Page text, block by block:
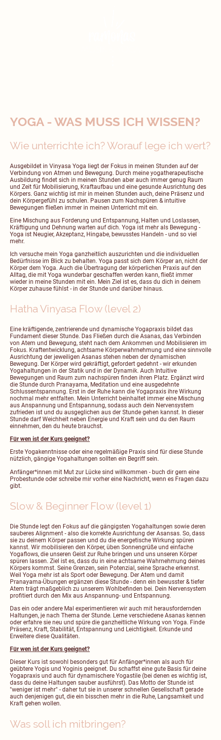
YOGA - WAS MUSS ICH WISSEN?
Wie unterrichte ich? Worauf lege ich wert?
Ausgebildet in Vinyasa Yoga liegt der Fokus in meinen Stunden auf der
Verbindung von Atmen und Bewegung. Durch meine yogatherapeutische
Ausbildung findet sich in meinen Stunden aber auch immer genug Raum
und Zeit für Mobilisierung, Kraftaufbau und eine gesunde Ausrichtung des
Körpers. Ganz wichtig ist mir in meinen Stunden auch, deine Präsenz und
dein Körpergefühl zu schulen. Pausen zum Nachspüren & intuitive
Bewegungen fließen immer in meinen Unterricht mit ein.
Eine Mischung aus Forderung und Entspannung, Halten und Loslassen,
Kräftigung und Dehnung warten auf dich. Yoga ist mehr als Bewegung -
Yoga ist Neugier, Akzeptanz, Hingabe, bewusstes Handeln - und so viel
mehr.
Ich versuche mein Yoga ganzheitlich auszurichten und die individuellen
Bedürfnisse im Blick zu behalten. Yoga passt sich dem Körper an, nicht der
Körper dem Yoga. Auch die Übertragung der körperlichen Praxis auf den
Alltag, die mit Yoga wunderbar geschaffen werden kann, fließt immer
wieder in meine Stunden mit ein. Mein Ziel ist es, dass du dich in deinem
Körper zuhause fühlst - in der Stunde und darüber hinaus.
Hatha Vinyasa Flow (level 2)
Eine kräftigende, zentrierende und dynamische Yogapraxis bildet das
Fundament dieser Stunde. Das Fließen durch die Asanas, das Verbinden
von Atem und Bewegung, steht nach dem Ankommen und Mobilisieren im
Fokus. Kraftentwicklung, achtsame Körperwahrnehmung und eine sinnvolle
Ausrichtung der jeweiligen Asanas stehen neben der dynamischen
Bewegung. Der Körper wird gekräftigt, gefordert gedehnt - wir erkunden
Yogahaltungen in der Statik und in der Dynamik. Auch Intuitive
Bewegungen und Raum zum nachspüren finden ihren Platz. Ergänzt wird
die Stunde durch Pranayama, Meditation und eine ausgedehnte
Schlussentspannung. Erst in der Ruhe kann die Yogapraxis ihre Wirkung
nochmal mehr entfalten. Mein Unterricht beinhaltet immer eine Mischung
aus Anspannung und Entspannung, sodass auch dein Nervensystem
zufrieden ist und du ausgeglichen aus der Stunde gehen kannst. In dieser
Stunde darf Weichheit neben Energie und Kraft sein und du den Raum
einnehmen, den du heute brauchst.
Für wen ist der Kurs geeignet?
Erste Yogakenntnisse oder eine regelmäßige Praxis sind für diese Stunde
nützlich, gängige Yogahaltungen sollten ein Begriff sein.
Anfänger*innen mit Mut zur Lücke sind willkommen - buch dir gern eine
Probestunde oder schreibe mir vorher eine Nachricht, wenn es Fragen dazu
gibt.
Slow & Beginner Flow (level 1)
Die Stunde legt den Fokus auf die gängigsten Yogahaltungen sowie deren
sauberes Alignment - also die korrekte Ausrichtung der Asansas. So, dass
sie zu deinem Körper passen und du die energetische Wirkung spüren
kannst. Wir mobilisieren den Körper, üben Sonnengrüße und einfache
Yogaflows, die unseren Geist zur Ruhe bringen und uns unseren Körper
spüren lassen. Ziel ist es, dass du in eine achtsame Wahrnehmung deines
Körpers kommst. Seine Grenzen, sein Potenzial, seine Sprache erkennst.
Weil Yoga mehr ist als Sport oder Bewegung. Der Atem und damit
Pranayama-Übungen ergänzen diese Stunde - denn ein bewusster & tiefer
Atem trägt maßgeblich zu unserem Wohlbefinden bei. Dein Nervensystem
profitiert durch den Mix aus Anspannung- und Entspannung.
Das ein oder andere Mal experimentieren wir auch mit herausfordernden
Haltungen, je nach Thema der Stunde. Lerne verschiedene Asanas kennen
oder erfahre sie neu und spüre die ganzheitliche Wirkung von Yoga. Finde
Präsenz, Kraft, Stabilität, Entspannung und Leichtigkeit. Erkunde und
Erweitere diese Qualitäten.
Für wen ist der Kurs geeignet?
Dieser Kurs ist sowohl besonders gut für Anfänger*innen als auch für
geübtere Yogis und Yoginis geeignet. Du schaffst eine gute Basis für deine
Yogapraxis und auch für dynamischere Yogastile (bei denen es wichtig ist,
dass du deine Haltungen sauber ausführst). Das Motto der Stunde ist
"weniger ist mehr" - daher tut sie in unserer schnellen Gesellschaft gerade
auch denjenigen gut, die ein bisschen mehr in die Ruhe, Langsamkeit und
Kraft gehen wollen.
Was soll ich mitbringen?